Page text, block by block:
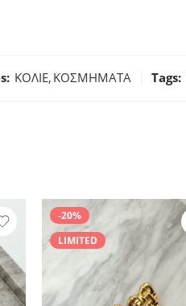
ΚΟΛΙΕ, ΚΟΣΜΗΜΑΤΑ Tags:
-20%
LIMITED